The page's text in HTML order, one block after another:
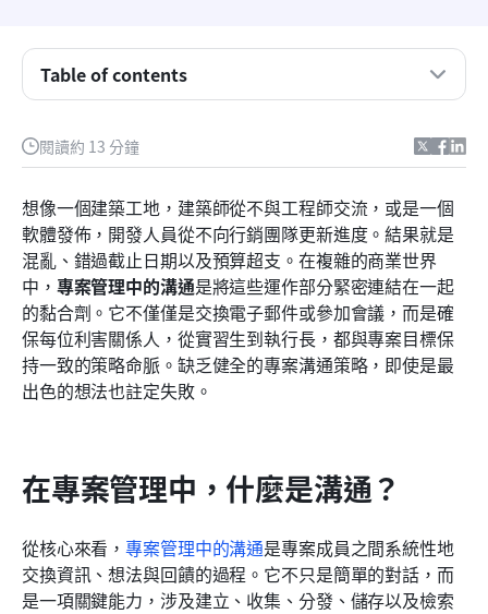
閱讀約 13 分鐘
想像一個建築工地，建築師從不與工程師交流，或是一個
軟體發佈，開發人員從不向行銷團隊更新進度。結果就是
混亂、錯過截止日期以及預算超支。在複雜的商業世界
中， 專案管理中的溝通是將這些運作部分緊密連結在一起
的黏合劑。它不僅僅是交換電子郵件或參加會議，而是確
保每位利害關係人，從實習生到執行長，都與專案目標保
持一致的策略命脈。缺乏健全的專案溝通策略，即使是最
出色的想法也註定失敗。
在專案管理中，什麼是溝通？
從核心來看，專案管理中的溝通是專案成員之間系統性地
交換資訊、想法與回饋的過程。它不只是簡單的對話，而
是一項關鍵能力，涉及建立、收集、分發、儲存以及檢索
Table of contents
為什麼專案管理中的溝通很重要？
專案管理中的溝通類型
在專案管理中進行溝通
透過 Lark 提升您在專案管理中的溝通能力
專案管理中的溝通技巧
結論
常見問題
相關閱讀